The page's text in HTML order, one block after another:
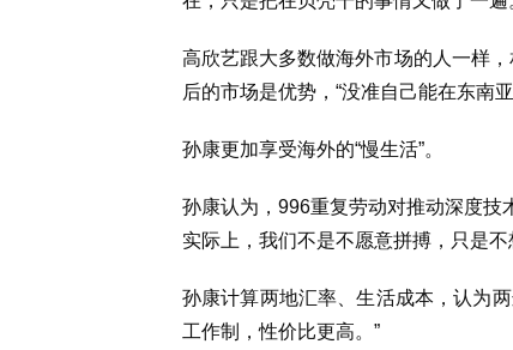
高欣艺跟大多数做海外市场的人一样
后的市场是优势，“没准自己能在东南
孙康更加享受海外的“慢生活”。
孙康认为，996重复劳动对推动深度技
实际上，我们不是不愿意拼搏，只是不
孙康计算两地汇率、生活成本，认为
工作制，性价比更高。”